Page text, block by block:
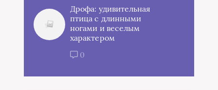
Дрофа: удивительная
птица с длинными
ногами и веселым
характером
0